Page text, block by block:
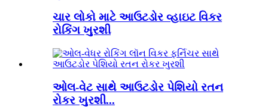
ચાર લોકો માટે આઉટડોર વ્હાઇટ વિકર
રોકિંગ ખુરશી
ઓલ-વેટ સાથે આઉટડોર પેશિયો રતન
રોકર ખુરશી...